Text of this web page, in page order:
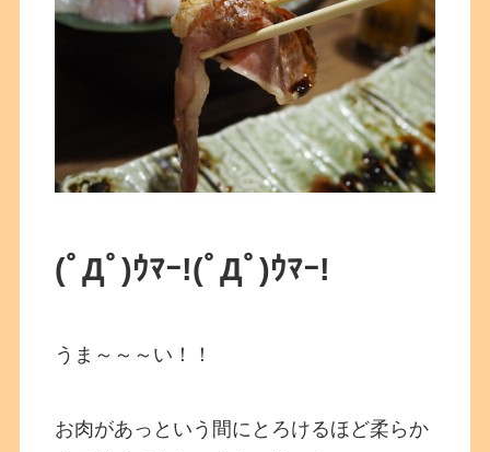
(ﾟДﾟ)ｳﾏｰ!(ﾟДﾟ)ｳﾏｰ!
うま～～～い！！
お肉があっという間にとろけるほど柔らか